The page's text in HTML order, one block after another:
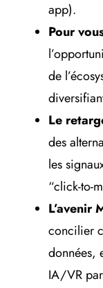
app).
Pour
de
Le
des
les
“click-to-
L’avenir
concilier
données,
IA/VR